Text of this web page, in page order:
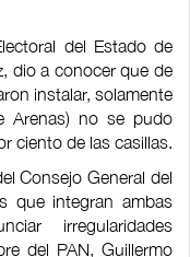
del Estado de
dio a conocer que de
instalar, solamente
Arenas) no se pudo
ciento de las casillas.
Consejo General del
que integran ambas
irregularidades
del PAN, Guillermo